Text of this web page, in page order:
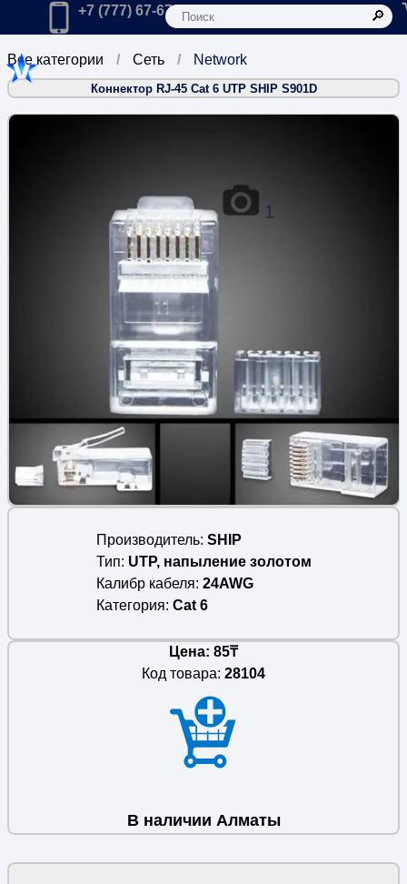
Главная
Позвонить в компанию по телефону:
+7 (777) 67-67-666
Network
Сеть
Все категории
Коннектор RJ-45 Cat 6 UTP SHIP S901D
Производитель SHIP
Тип UTP, напыление золотом
Калибр кабеля 24AWG
Категория Cat 6
Цена: 85₸
Код товара: 28104
В наличии Алматы